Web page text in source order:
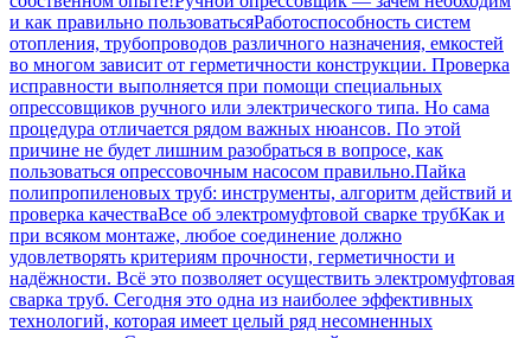
и как правильно пользоватьсяРаботоспособность систем
отопления, трубопроводов различного назначения, емкостей
во многом зависит от герметичности конструкции. Проверка
исправности выполняется при помощи специальных
опрессовщиков ручного или электрического типа. Но сама
процедура отличается рядом важных нюансов. По этой
причине не будет лишним разобраться в вопросе, как
пользоваться опрессовочным насосом правильно.Пайка
полипропиленовых труб: инструменты, алгоритм действий и
проверка качестваВсе об электромуфтовой сварке трубКак и
при всяком монтаже, любое соединение должно
удовлетворять критериям прочности, герметичности и
надёжности. Всё это позволяет осуществить электромуфтовая
сварка труб. Сегодня это одна из наиболее эффективных
технологий, которая имеет целый ряд несомненных